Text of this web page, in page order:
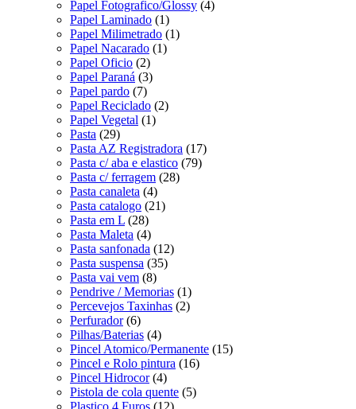
Papel Fotografico/Glossy (4)
Papel Laminado (1)
Papel Milimetrado (1)
Papel Nacarado (1)
Papel Oficio (2)
Papel Paraná (3)
Papel pardo (7)
Papel Reciclado (2)
Papel Vegetal (1)
Pasta (29)
Pasta AZ Registradora (17)
Pasta c/ aba e elastico (79)
Pasta c/ ferragem (28)
Pasta canaleta (4)
Pasta catalogo (21)
Pasta em L (28)
Pasta Maleta (4)
Pasta sanfonada (12)
Pasta suspensa (35)
Pasta vai vem (8)
Pendrive / Memorias (1)
Percevejos Taxinhas (2)
Perfurador (6)
Pilhas/Baterias (4)
Pincel Atomico/Permanente (15)
Pincel e Rolo pintura (16)
Pincel Hidrocor (4)
Pistola de cola quente (5)
Plastico 4 Furos (12)